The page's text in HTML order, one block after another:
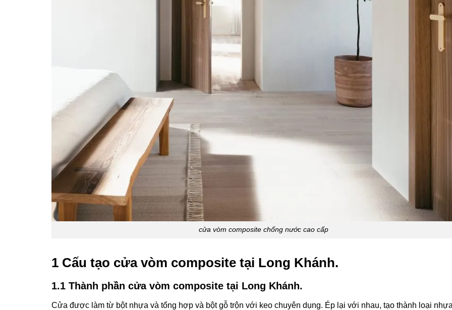
cửa vòm composite chống nước cao cấp
1 Cấu tạo cửa vòm composite tại Long Khánh.
1.1 Thành phần cửa vòm composite tại Long Khánh.
Cửa được làm từ bột nhựa và tổng hợp và bột gỗ trộn với keo chuyên dụng. Ép lại với nhau, tạo thành loại